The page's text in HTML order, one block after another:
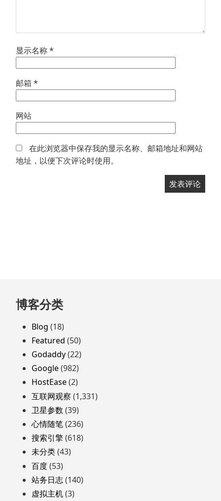
显示名称*
邮箱 *
网站
在此浏览器中保存我的显示名称、邮箱地址和网站
地址，以便下次评论时使用。
跳
至
页
脚
博客分类
Blog (18)
Featured (50)
Godaddy(22)
Google(982)
HostEase(2)
互联网观察 (1,331)
卫星参数 (39)
心情随笔(236)
搜索引擎(618)
未分类(43)
百度(53)
站务日志(140)
虚拟主机(3)